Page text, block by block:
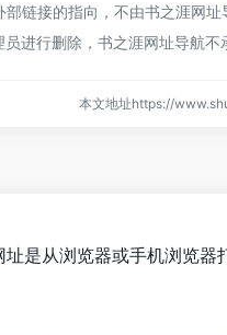
链接的指向，不由书之涯网
进行删除，书之涯网址导航不
本文地址https://
是从浏览器或手机浏览器